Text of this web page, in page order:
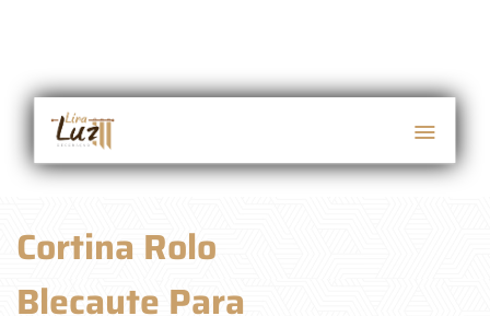
Cortina Rolo
Blecaute Para